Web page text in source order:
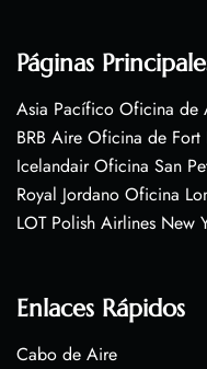
Páginas
Asia Pacífico Oficina de
BRB Aire Oficina de
Icelandair Oficina San
Royal Jordano Oficina
LOT Polish Airlines New
Enlaces Rápidos
Cabo de Aire